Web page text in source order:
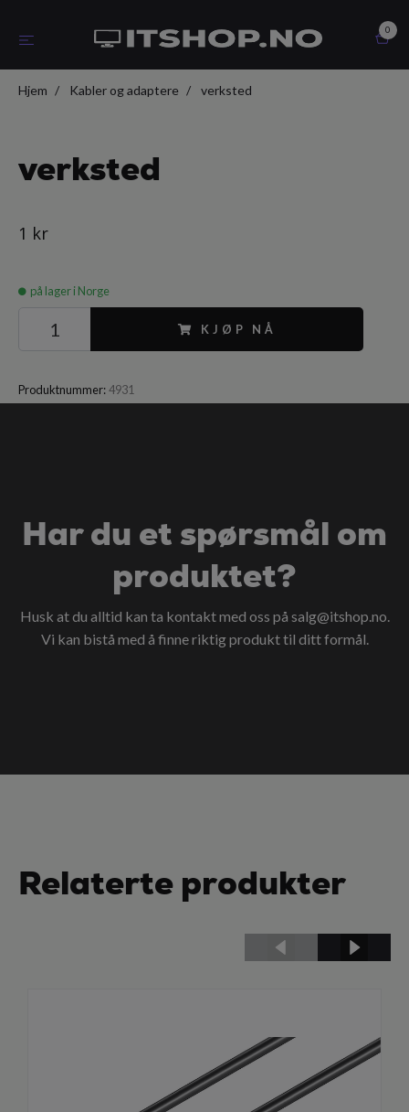
0
Hjem Kabler og adaptere verksted
verksted
1 kr
på lager i Norge
KJØP NÅ
Produktnummer:4931
Har du et spørsmål om
produktet?
Husk at du alltid kan ta kontakt med oss på salg@itshop.no.
Vi kan bistå med å finne riktig produkt til ditt formål.
Relaterte produkter